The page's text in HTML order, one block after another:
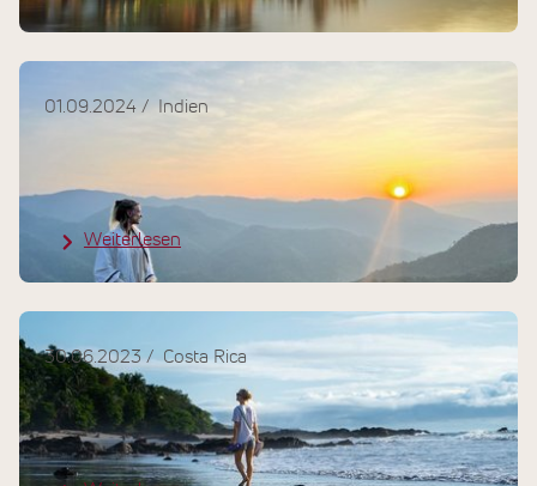
Indien
01.09.2024
Eine Reise zu den 5 Elementen und
zu einem guten Gefühl!
Weiterlesen
Costa Rica
30.06.2023
Costa Rica - das Land des "Pura
Vida"